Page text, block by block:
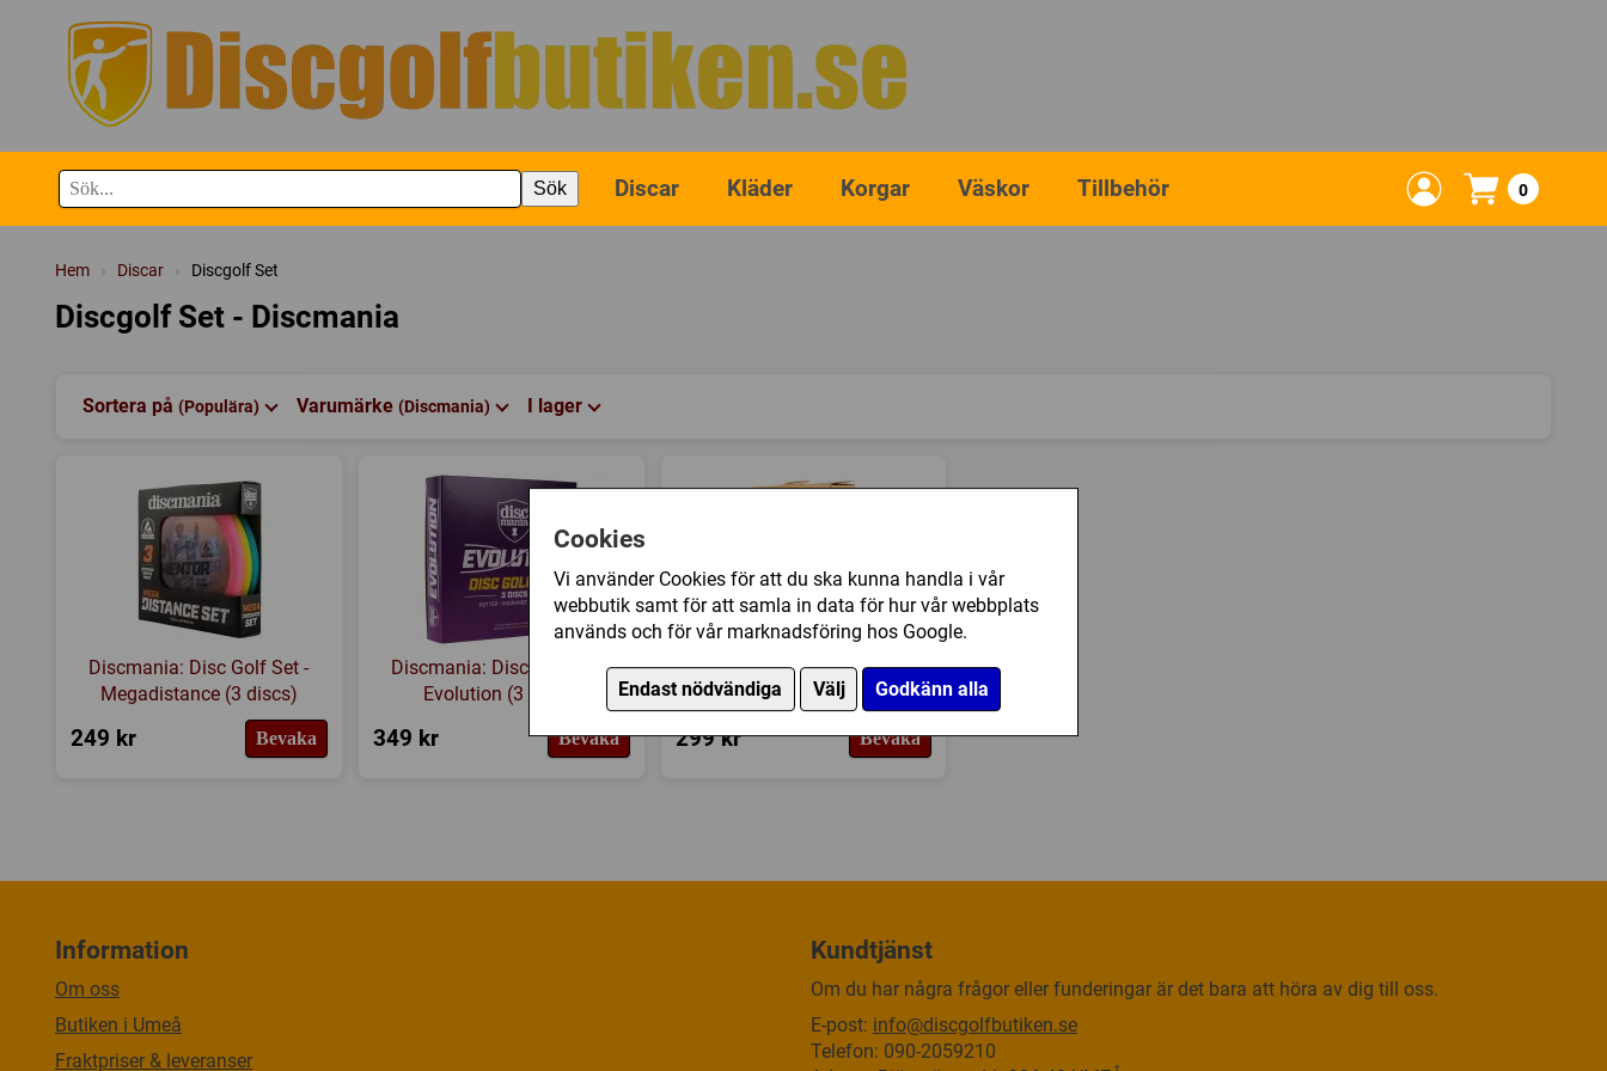
Cookies
Vi använder Cookies för att du ska kunna handla i vår
webbutik samt för att samla in data för hur vår webbplats
används och för vår marknadsföring hos Google.
Endast nödvändiga Välj Godkänn alla
Sök Discar Kläder Korgar Väskor Tillbehör 0
Hem › Discar › Discgolf Set
Discgolf Set - Discmania
Sortera på (Populära) Varumärke (Discmania) I lager
Discmania: Disc Golf Set -
Megadistance (3 discs)
249 kr Bevaka
Discmania: Disc Golf Set -
Evolution (3 discs)
349 kr Bevaka
Discmania: Disc Golf Set -
Active Premium (3 discs)
299 kr Bevaka
Information
Om oss
Butiken i Umeå
Fraktpriser & leveranser
Kundtjänst
Om du har några frågor eller funderingar är det bara att höra av dig till oss.
E-post: info@discgolfbutiken.se
Telefon: 090-2059210